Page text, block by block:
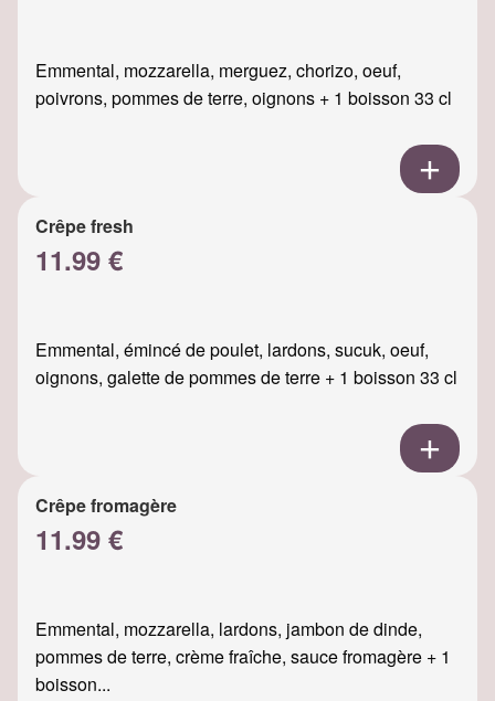
Emmental, mozzarella, merguez, chorizo, oeuf,
poivrons, pommes de terre, oignons + 1 boisson 33 cl
Crêpe fresh
11.99 €
Emmental, émincé de poulet, lardons, sucuk, oeuf,
oignons, galette de pommes de terre + 1 boisson 33 cl
Crêpe fromagère
11.99 €
Emmental, mozzarella, lardons, jambon de dinde,
pommes de terre, crème fraîche, sauce fromagère + 1
boisson...